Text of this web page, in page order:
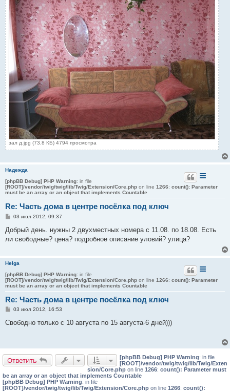
зал д.jpg (73.8 КБ) 4794 просмотра
Надежда
[phpBB Debug] PHP Warning: in file
[ROOT]/vendor/twig/twig/lib/Twig/Extension/Core.php on line 1266: count(): Parameter
must be an array or an object that implements Countable
Re: Часть дома в центре посёлка под ключ
С
о
щ
и
е
03 июл 2012, 09:37
Добрый день. нужны 2 двухместных номера с 11.08. по 18.08. Есть
ли свободные? цена? подробное описание уловий? улица?
Helga
[phpBB Debug] PHP Warning: in file
[ROOT]/vendor/twig/twig/lib/Twig/Extension/Core.php on line 1266: count(): Parameter
must be an array or an object that implements Countable
Re: Часть дома в центре посёлка под ключ
С
о
е
03 июл 2012, 16:53
Свободно только с 10 августа по 15 августа-6 дней)))
Ответить [phpBB Debug] PHP Warning: in file
[ROOT]/vendor/twig/twig/lib/Twig/Exten
sion/Core.php on line 1266: count(): Parameter must
be an array or an object that implements Countable
[phpBB Debug] PHP Warning: in file
[ROOT]/vendor/twig/twig/lib/Twig/Extension/Core.php on line 1266: count():